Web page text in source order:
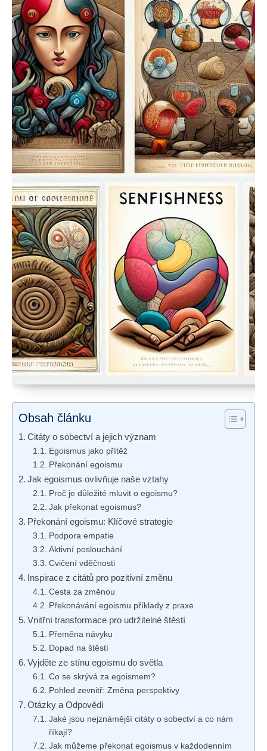
Obsah článku
Citáty o sobectví a jejich význam
Egoismus jako přítěž
Překonání egoismu
Jak egoismus ovlivňuje naše vztahy
Proč je důležité mluvit o egoismu?
Jak překonat egoismus?
Překonání egoismu: Klíčové strategie
Podpora empatie
Aktivní poslouchání
Cvičení vděčnosti
Inspirace z citátů pro pozitivní změnu
Cesta za změnou
Překonávání egoismu příklady z praxe
Vnitřní transformace pro udržitelné štěstí
Přeměna návyku
Dopad na štěstí
Vyjděte ze stínu egoismu do světla
Co se skrývá za egoismem?
Pohled zevnitř: Změna perspektivy
Otázky a Odpovědi
Jaké jsou nejznámější citáty o sobectví a co nám
říkají?
Jak můžeme překonat egoismus v každodenním